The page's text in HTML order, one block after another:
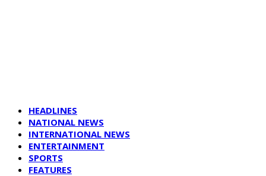
HEADLINES
NATIONAL NEWS
INTERNATIONAL NEWS
ENTERTAINMENT
SPORTS
FEATURES